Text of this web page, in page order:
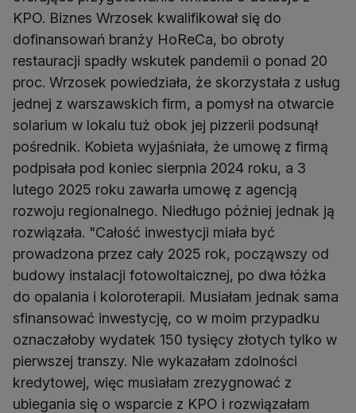
KPO. Biznes Wrzosek kwalifikował się do
dofinansowań branży HoReCa, bo obroty
restauracji spadły wskutek pandemii o ponad 20
proc. Wrzosek powiedziała, że skorzystała z usług
jednej z warszawskich firm, a pomysł na otwarcie
solarium w lokalu tuż obok jej pizzerii podsunął
pośrednik. Kobieta wyjaśniała, że umowę z firmą
podpisała pod koniec sierpnia 2024 roku, a 3
lutego 2025 roku zawarła umowę z agencją
rozwoju regionalnego. Niedługo później jednak ją
rozwiązała. "Całość inwestycji miała być
prowadzona przez cały 2025 rok, począwszy od
budowy instalacji fotowoltaicznej, po dwa łóżka
do opalania i koloroterapii. Musiałam jednak sama
sfinansować inwestycję, co w moim przypadku
oznaczałoby wydatek 150 tysięcy złotych tylko w
pierwszej transzy. Nie wykazałam zdolności
kredytowej, więc musiałam zrezygnować z
ubiegania się o wsparcie z KPO i rozwiązałam